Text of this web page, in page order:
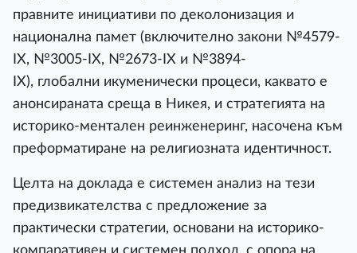
правните инициативи по деколонизация и
национална памет (включително закони №4579-
IX, №3005-IX, №2673-IX и №3894-
IX), глобални икуменически процеси, каквато е
анонсираната среща в Никея, и стратегията на
историко-ментален реинженеринг, насочена към
преформатиране на религиозната идентичност.
Целта на доклада е системен анализ на тези
предизвикателства с предложение за
практически стратегии, основани на историко-
компаративен и системен подход, с опора на